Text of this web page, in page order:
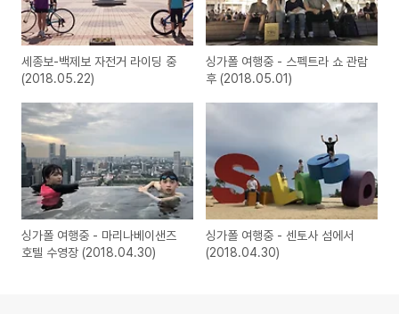
세종보-백제보 자전거 라이딩 중
(2018.05.22)
싱가폴 여행중 - 스펙트라 쇼 관람
후 (2018.05.01)
싱가폴 여행중 - 마리나베이샌즈
호텔 수영장 (2018.04.30)
싱가폴 여행중 - 센토사 섬에서
(2018.04.30)